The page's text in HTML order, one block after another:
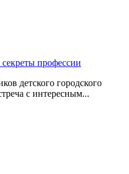
профессии
детского городского
с интересным...